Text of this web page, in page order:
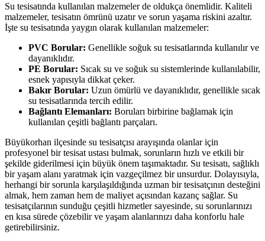
Su tesisatında kullanılan malzemeler de oldukça önemlidir. Kaliteli
malzemeler, tesisatın ömrünü uzatır ve sorun yaşama riskini azaltır.
İşte su tesisatında yaygın olarak kullanılan malzemeler:
PVC Borular: Genellikle soğuk su tesisatlarında kullanılır ve
dayanıklıdır.
PE Borular: Sıcak su ve soğuk su sistemlerinde kullanılabilir,
esnek yapısıyla dikkat çeker.
Bakır Borular: Uzun ömürlü ve dayanıklıdır, genellikle sıcak
su tesisatlarında tercih edilir.
Bağlantı Elemanları: Boruları birbirine bağlamak için
kullanılan çeşitli bağlantı parçaları.
Büyükorhan ilçesinde su tesisatçısı arayışında olanlar için
profesyonel bir tesisat ustası bulmak, sorunların hızlı ve etkili bir
şekilde giderilmesi için büyük önem taşımaktadır. Su tesisatı, sağlıklı
bir yaşam alanı yaratmak için vazgeçilmez bir unsurdur. Dolayısıyla,
herhangi bir sorunla karşılaşıldığında uzman bir tesisatçının desteğini
almak, hem zaman hem de maliyet açısından kazanç sağlar. Su
tesisatçılarının sunduğu çeşitli hizmetler sayesinde, su sorunlarınızı
en kısa sürede çözebilir ve yaşam alanlarınızı daha konforlu hale
getirebilirsiniz.